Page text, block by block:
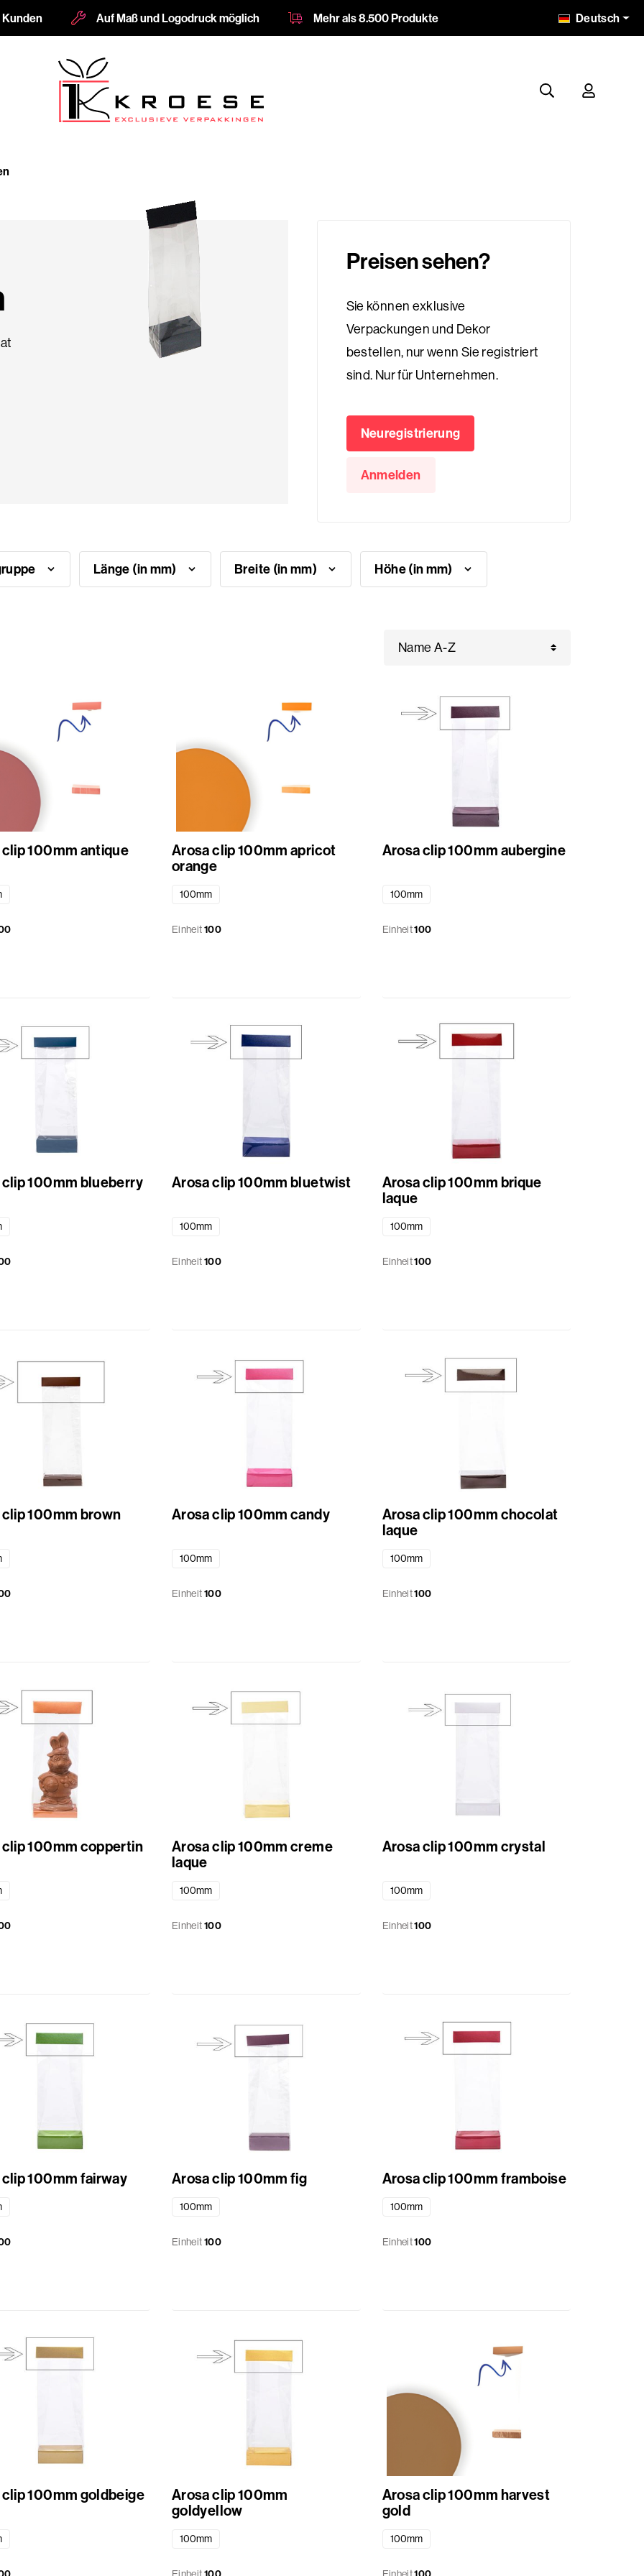
Kunden Auf Maß und Logodruck möglich Mehr als 8.500 Produkte Deutsch
Preisen sehen?
Sie können exklusive
Verpackungen und Dekor
bestellen, nur wenn Sie registriert
sind. Nur für Unternehmen.
Neuregistrierung
Anmelden
Länge (in mm) Breite (in mm) Höhe (in mm)
100mm antique
Arosa clip 100mm apricot
orange
100mm
Einheit100
Arosa clip 100mm aubergine
100mm
Einheit100
clip 100mm blueberry
Arosa clip 100mm bluetwist
100mm
Einheit100
Arosa clip 100mm brique
laque
100mm
Einheit100
100mm brown Arosa clip 100mm candy
100mm
Einheit100
Arosa clip 100mm chocolat
laque
100mm
Einheit100
clip 100mm coppertin
Arosa clip 100mm creme
laque
100mm
Einheit100
Arosa clip 100mm crystal
100mm
Einheit100
100mm fairway Arosa clip 100mm fig
100mm
Einheit100
Arosa clip 100mm framboise
100mm
Einheit100
100mm goldbeige
Arosa clip 100mm
goldyellow
100mm
Arosa clip 100mm harvest
gold
100mm